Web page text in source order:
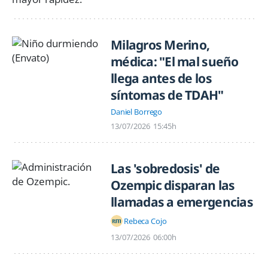
Milagros Merino,
médica: "El mal sueño
llega antes de los
síntomas de TDAH"
Daniel Borrego
13/07/2026 15:45h
Las 'sobredosis' de
Ozempic disparan las
llamadas a emergencias
Rebeca Cojo
13/07/2026 06:00h